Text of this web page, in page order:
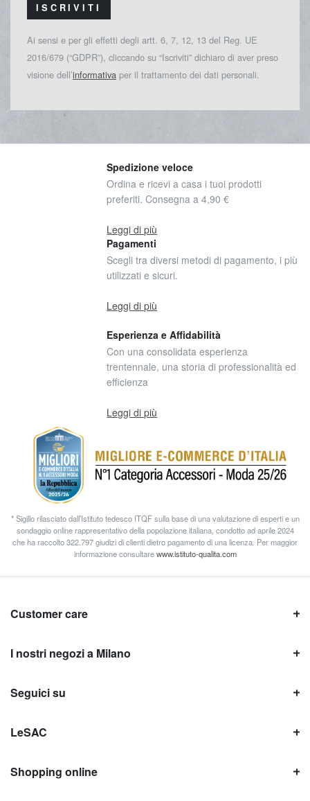
ISCRIVITI
Ai sensi e per gli effetti degli artt. 6, 7, 12, 13 del Reg. UE
2016/679 (“GDPR”), cliccando su “Iscriviti” dichiaro di aver preso
visione dell’informativa per il trattamento dei dati personali.
Spedizione veloce
Ordina e ricevi a casa i tuoi prodotti
preferiti. Consegna a 4,90 €
Leggi di più
Pagamenti
Scegli tra diversi metodi di pagamento, i più
utilizzati e sicuri.
Leggi di più
Esperienza e Affidabilità
Con una consolidata esperienza
trentennale, una storia di professionalità ed
efficienza
Leggi di più
* Sigillo rilasciato dall’Istituto tedesco ITQF sulla base di una valutazione di esperti e un
sondaggio online rappresentativo della popolazione italiana, condotto ad aprile 2024
che ha raccolto 322.797 giudizi di clienti dietro pagamento di una licenza. Per maggior
informazione consultarewww.istituto-qualita.com
Customer care
I nostri negozi a Milano
Seguici su
LeSAC
Shopping online